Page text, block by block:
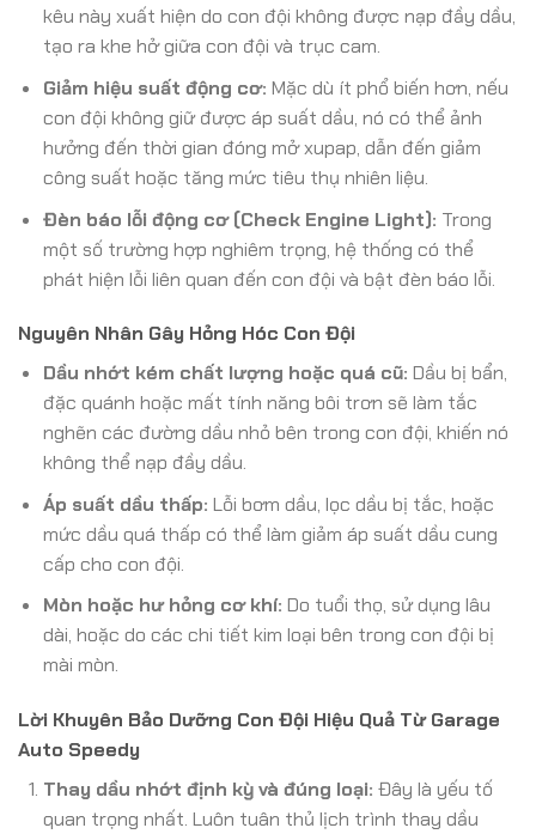
kêu này xuất hiện do con đội không được nạp đầy dầu,
tạo ra khe hở giữa con đội và trục cam.
Giảm hiệu suất động cơ: Mặc dù ít phổ biến hơn, nếu
con đội không giữ được áp suất dầu, nó có thể ảnh
hưởng đến thời gian đóng mở xupap, dẫn đến giảm
công suất hoặc tăng mức tiêu thụ nhiên liệu.
Đèn báo lỗi động cơ (Check Engine Light): Trong
một số trường hợp nghiêm trọng, hệ thống có thể
phát hiện lỗi liên quan đến con đội và bật đèn báo lỗi.
Nguyên Nhân Gây Hỏng Hóc Con Đội
Dầu nhớt kém chất lượng hoặc quá cũ: Dầu bị bẩn,
đặc quánh hoặc mất tính năng bôi trơn sẽ làm tắc
nghẽn các đường dầu nhỏ bên trong con đội, khiến nó
không thể nạp đầy dầu.
Áp suất dầu thấp: Lỗi bơm dầu, lọc dầu bị tắc, hoặc
mức dầu quá thấp có thể làm giảm áp suất dầu cung
cấp cho con đội.
Mòn hoặc hư hỏng cơ khí: Do tuổi thọ, sử dụng lâu
dài, hoặc do các chi tiết kim loại bên trong con đội bị
mài mòn.
Lời Khuyên Bảo Dưỡng Con Đội Hiệu Quả Từ Garage
Auto Speedy
Thay dầu nhớt định kỳ và đúng loại: Đây là yếu tố
quan trọng nhất. Luôn tuân thủ lịch trình thay dầu